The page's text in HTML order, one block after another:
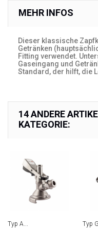
MEHR INFOS
Dieser klassische
Getränken
Fitting verwendet.
Gaseingang und
Standard, der hilft, die
14 ANDERE
KATEGORIE:
Typ A... Typ